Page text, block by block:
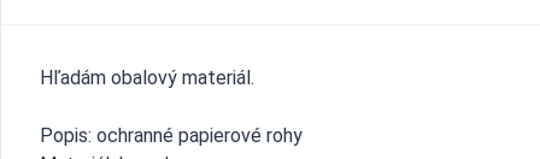
Hľadám obalový materiál.
Popis: ochranné papierové rohy